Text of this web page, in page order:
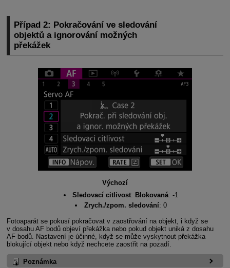
Případ 2: Pokračování ve sledování
objektů a ignorování možných
překážek
Výchozí
Sledovací citlivost: Blokovaná: -1
Zrych./zpom. sledování: 0
Fotoaparát se pokusí pokračovat v zaostřování na objekt, i když se
v dosahu AF bodů objeví překážka nebo pokud objekt uniká z dosahu
AF bodů. Nastavení je účinné, když se může vyskytnout překážka
blokující objekt nebo když nechcete zaostřit na pozadí.
Poznámka